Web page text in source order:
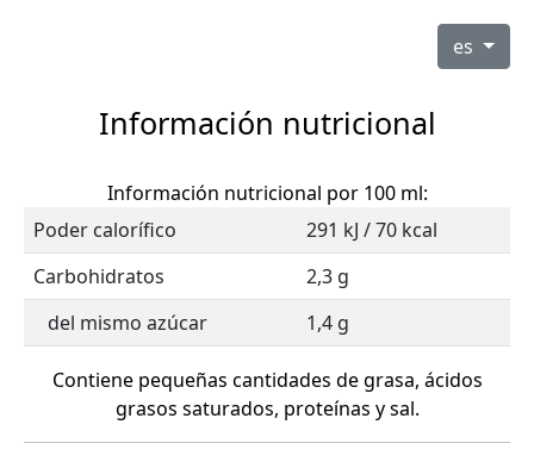
es
Información nutricional
Información nutricional por 100 ml:
Poder calorífico
291 kJ / 70 kcal
Carbohidratos
2,3 g
del mismo azúcar
1,4 g
Contiene pequeñas cantidades de grasa, ácidos
grasos saturados, proteínas y sal.